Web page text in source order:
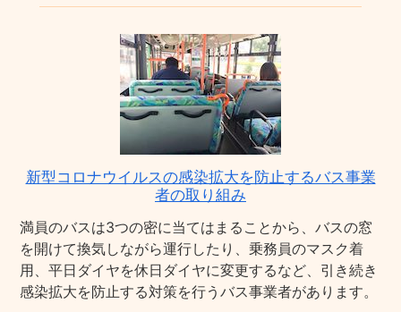
新型コロナウイルスの感染拡大を防止するバス事業
者の取り組み
満員のバスは3つの密に当てはまることから、バスの窓
を開けて換気しながら運行したり、乗務員のマスク着
用、平日ダイヤを休日ダイヤに変更するなど、引き続き
感染拡大を防止する対策を行うバス事業者があります。